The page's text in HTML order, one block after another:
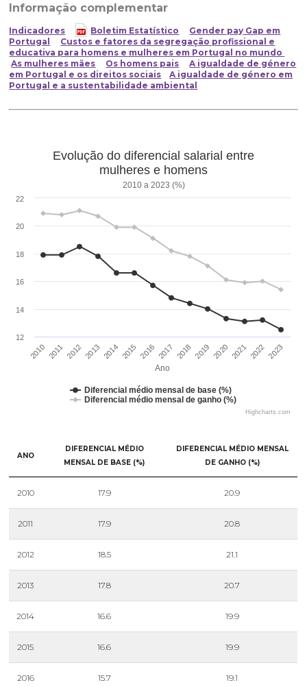
Informação complementar
Indicadores Boletim Estatístico
Gender pay Gap em
Portugal
Custos e fatores da segregação profissional e
educativa para homens e mulheres em Portugal no mundo
As mulheres mães
Os homens pais
A igualdade de género
em Portugal e os direitos sociais
A igualdade de género em
Portugal e a sustentabilidade ambiental
Ano
Evolução do diferencial salarial entre
mulheres e homens
2010 a 2023 (%)
Diferencial médio mensal de base (%)
Diferencial médio mensal de ganho (%)
2010 2011 2012 2013 2014 2015 2016 2017 2018 2019 2020 2021 2022 2023
12
14
16
18
20
22
Highcharts.com
ANO
DIFERENCIAL MÉDIO
MENSAL DE BASE (%)
DIFERENCIAL MÉDIO MENSAL
DE GANHO (%)
2010 17.9 20.9
2011 17.9 20.8
2012 18.5 21.1
2013 17.8 20.7
2014 16.6 19.9
2015 16.6 19.9
2016 15.7 19.1